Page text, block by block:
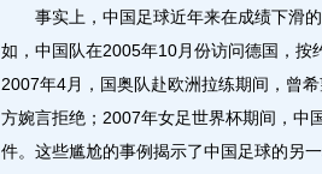
事实上，中国足球近年来在成绩下滑的
如，中国队在2005年10月份访问德国，按
2007年4月，国奥队赴欧洲拉练期间，曾
方婉言拒绝；2007年女足世界杯期间，中
件。这些尴尬的事例揭示了中国足球的另